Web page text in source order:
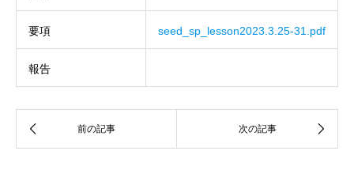
要項 seed_sp_lesson2023.3.25-31.pdf
報告